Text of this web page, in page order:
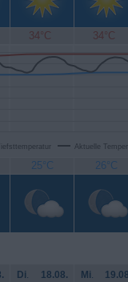
34°C 34°C
Aktuelle
25°C 26°C
Di. 18.08. Mi.